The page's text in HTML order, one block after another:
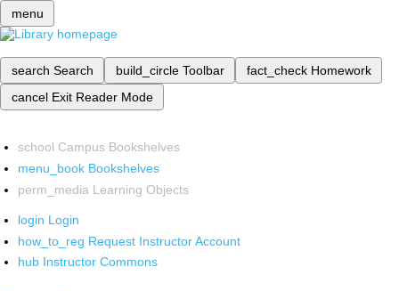
menu
search Search build_circle Toolbar fact_check Homework
cancel Exit Reader Mode
school Campus Bookshelves
menu_book Bookshelves
perm_media Learning Objects
login Login
how_to_reg Request Instructor Account
hub Instructor Commons